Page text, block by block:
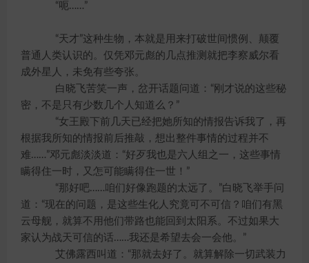
“呃……”
“天才”这种生物，本就是用来打破世间惯例、颠覆
普通人类认识的。仅凭邓元彪的几点推测就把李察威尔看
成外星人，未免有些夸张。
白晓飞苦笑一声，岔开话题问道：“刚才说的这些秘
密，不是只有少数几个人知道么？”
“女王殿下前几天已经把她所知的情报告诉我了，再
根据我所知的情报前后推敲，想出整件事情的过程并不
难……”邓元彪淡淡道：“好歹我也是六人组之一，这些事情
瞒得住一时，又怎可能瞒得住一世！”
“那好吧……咱们好像跑题的太远了。”白晓飞举手问
道：“现在的问题，是这些生化人究竟可不可信？咱们有黑
云母舰，就算不用他们带路也能回到太阳系。不过如果大
家认为战天可信的话……我还是希望去会一会他。”
艾佛露西叫道：“那就去好了。就算解除一切武装力